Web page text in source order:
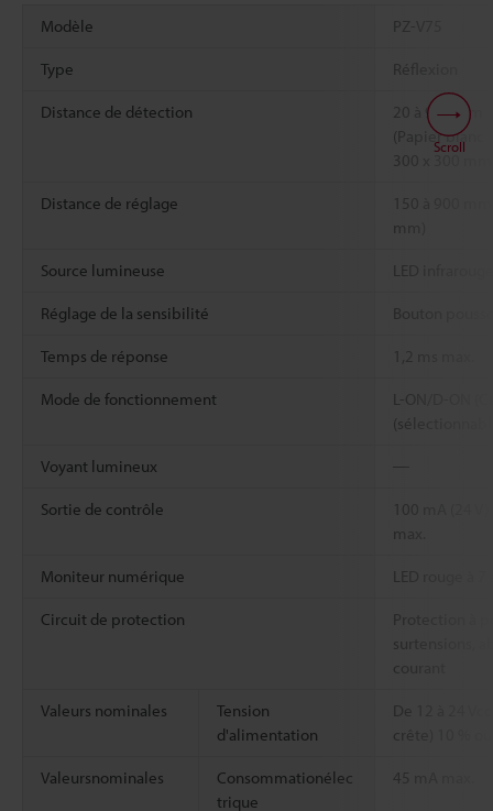
Modèle PZ-V75
Type Réflexion
Distance de détection
20 à 900 mm
(Papier blanc
300 x 300
Distance de réglage
mm)
Source lumineuse
Réglage de la sensibilité Bouton
Temps de réponse
Mode de fonctionnement
L-ON/D-ON
Voyant lumineux ―
Sortie de contrôle
max.
Moniteur numérique
Circuit de protection
Protection à
surtensions,
courant
Valeurs nominales
Tension
d'alimentation
De 12 à 24
crête) 10 %
Valeursnominales
Consommationélec
trique
45 mA max.
Scroll